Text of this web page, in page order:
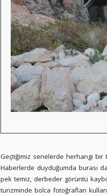
Geçtiğimiz senelerde herhangi bir
Haberlerde duyduğumda burası
pek temiz, derbeder görüntü
turizminde bolca fotoğrafları